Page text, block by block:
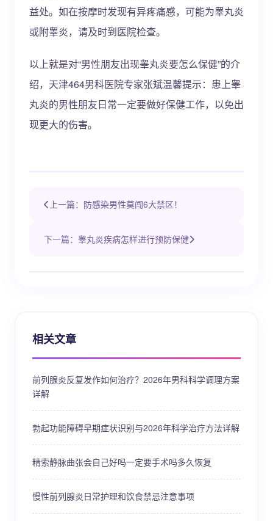
益处。如在按摩时发现有异疼痛感，可能为睾丸炎
或附睾炎，请及时到医院检查。
以上就是对“男性朋友出现睾丸炎要怎么保健”的介
绍，天津464男科医院专家张斌温馨提示：患上睾
丸炎的男性朋友日常一定要做好保健工作，以免出
现更大的伤害。
上一篇：防感染男性莫闯6大禁区！
下一篇：睾丸炎疾病怎样进行预防保健
相关文章
前列腺炎反复发作如何治疗？2026年男科科学调理方案
详解
勃起功能障碍早期症状识别与2026年科学治疗方法详解
精索静脉曲张会自己好吗一定要手术吗多久恢复
慢性前列腺炎日常护理和饮食禁忌注意事项